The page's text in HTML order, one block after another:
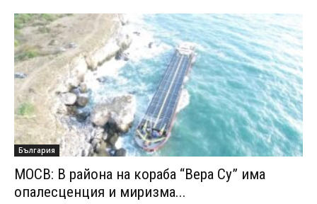
България
МОСВ: В района на кораба “Вера Су” има
опалесценция и миризма...